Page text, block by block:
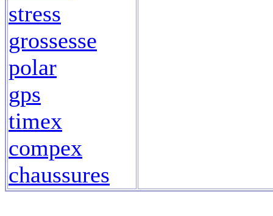
stress
grossesse
polar
gps
timex
compex
chaussures